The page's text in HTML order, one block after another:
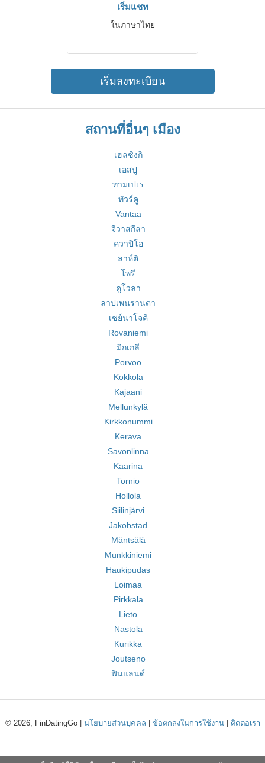
เริ่มแชท
ในภาษาไทย
เริ่มลงทะเบียน
สถานที่อื่นๆ เมือง
เฮลซิงกิ
เอสปู
ทามเปเร
ทัวร์คู
Vantaa
จีวาสกีลา
ควาปิโอ
ลาห์ติ
โพรี
คูโวลา
ลาปเพนรานตา
เซย์นาโจคิ
Rovaniemi
มิกเกลี
Porvoo
Kokkola
Kajaani
Mellunkylä
Kirkkonummi
Kerava
Savonlinna
Kaarina
Tornio
Hollola
Siilinjärvi
Jakobstad
Mäntsälä
Munkkiniemi
Haukipudas
Loimaa
Pirkkala
Lieto
Nastola
Kurikka
Joutseno
ฟินแลนด์
© 2026, FinDatingGo | นโยบายส่วนบุคคล ข้อตกลงในการใช้งาน| ติดต่อเรา